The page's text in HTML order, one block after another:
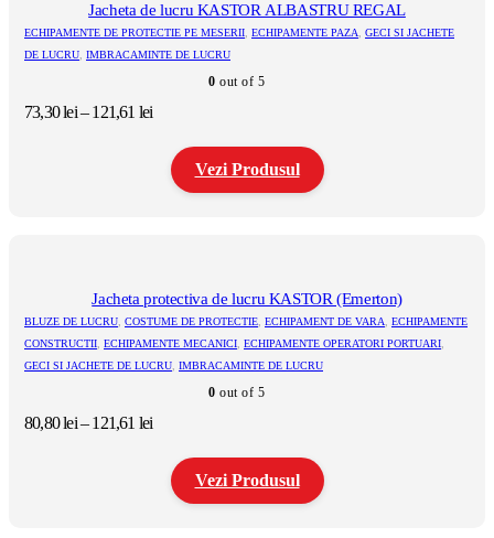
variații.
Opțiunile
pot
alese
în
Jacheta de lucru KASTOR ALBASTRU REGAL
ECHIPAMENTE DE PROTECTIE PE MESERII, ECHIPAMENTE PAZA, GECI SI JACHETE
DE LUCRU, IMBRACAMINTE DE LUCRU
0 out of 5
73,30lei– 121,61 leiInterval
prețuri:
73,30 lei
până
Vezi Produsul
variații.
Opțiunile
pot
fi
în
pagina
Jacheta protectiva de lucru KASTOR (Emerton)
BLUZE DE LUCRU, COSTUME DE PROTECTIE, ECHIPAMENT DE VARA, ECHIPAMENTE
CONSTRUCTII, ECHIPAMENTE MECANICI, ECHIPAMENTE OPERATORI PORTUARI,
GECI SI JACHETE DE LUCRU, IMBRACAMINTE DE LUCRU
0 out of 5
80,80lei– 121,61 leiInterval
prețuri:
80,80 lei
până
Vezi Produsul